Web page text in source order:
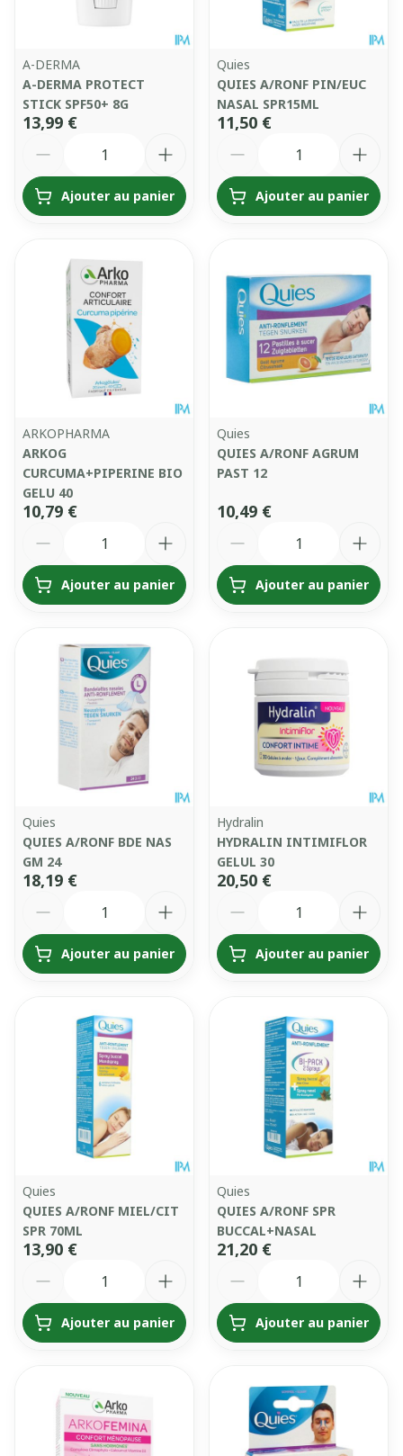
A-DERMA
A-DERMA PROTECT
STICK SPF50+ 8G
13,99 €
Ajouter au panier
Quies
QUIES A/RONF PIN/EUC
NASAL SPR15ML
11,50 €
Ajouter au panier
ARKOPHARMA
ARKOG
CURCUMA+PIPERINE BIO
GELU 40
10,79 €
Ajouter au panier
Quies
QUIES A/RONF AGRUM
PAST 12
10,49 €
Ajouter au panier
Quies
QUIES A/RONF BDE NAS
GM 24
18,19 €
Ajouter au panier
Hydralin
HYDRALIN INTIMIFLOR
GELUL 30
20,50 €
Ajouter au panier
Quies
QUIES A/RONF MIEL/CIT
SPR 70ML
13,90 €
Ajouter au panier
Quies
QUIES A/RONF SPR
BUCCAL+NASAL
21,20 €
Ajouter au panier